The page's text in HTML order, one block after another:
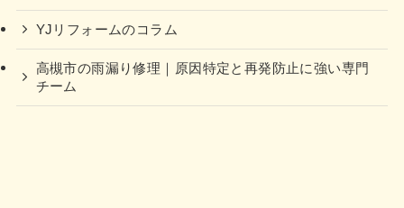
YJリフォームのコラム
高槻市の雨漏り修理｜原因特定と再発防止に強い専門
チーム